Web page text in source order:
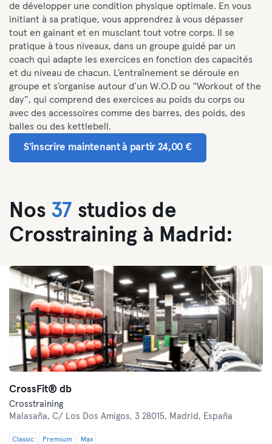
de développer une condition physique optimale. En vous
initiant à sa pratique, vous apprendrez à vous dépasser
tout en gainant et en musclant tout votre corps. Il se
pratique à tous niveaux, dans un groupe guidé par un
coach qui adapte les exercices en fonction des capacités
et du niveau de chacun. L’entraînement se déroule en
groupe et s’organise autour d’un W.O.D ou “Workout of the
day”, qui comprend des exercices au poids du corps ou
avec des accessoires comme des barres, des poids, des
balles ou des kettlebell.
S'inscrire maintenant à partir 24,00 €
Nos 37 studios de
Crosstraining à Madrid:
CrossFit® db
Crosstraining
Malasaña, C/ Los Dos Amigos, 3 28015, Madrid, España
Classic Premium Max